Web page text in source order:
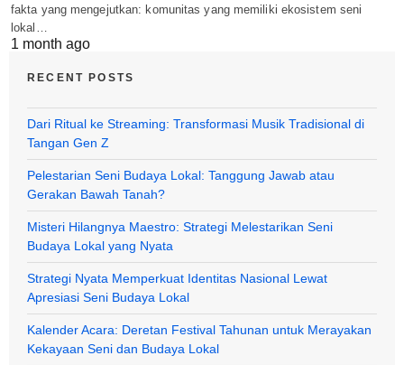
fakta yang mengejutkan: komunitas yang memiliki ekosistem seni
lokal…
1 month ago
RECENT POSTS
Dari Ritual ke Streaming: Transformasi Musik Tradisional di
Tangan Gen Z
Pelestarian Seni Budaya Lokal: Tanggung Jawab atau
Gerakan Bawah Tanah?
Misteri Hilangnya Maestro: Strategi Melestarikan Seni
Budaya Lokal yang Nyata
Strategi Nyata Memperkuat Identitas Nasional Lewat
Apresiasi Seni Budaya Lokal
Kalender Acara: Deretan Festival Tahunan untuk Merayakan
Kekayaan Seni dan Budaya Lokal